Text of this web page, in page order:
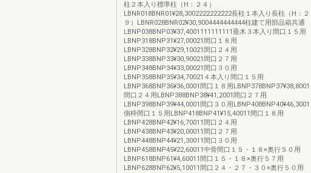
柱２本入り標準柱（H：２４）
LBNR018BNR01¥28,3002222222222長柱１本入り長柱（H：２
９）LBNR028BNR02¥30,9004444444444柱建て用部品箱共通
LBNP038BNP03¥37,4001111111111垂木３本入り間口１５用
LBNP318BNP31¥27,00021間口１８用
LBNP328BNP32¥29,10021間口２４用
LBNP338BNP33¥30,90021間口２７用
LBNP348BNP34¥33,00021間口３０用
LBNP358BNP35¥34,70021４本入り間口１５用
LBNP368BNP36¥36,0001間口１８用LBNP378BNP37¥38,8001
間口２４用LBNP388BNP38¥41,2001間口２７用
LBNP398BNP39¥44,0001間口３０用LBNP408BNP40¥46,3001
側枠間口１５用LBNP418BNP41¥15,40011間口１８用
LBNP428BNP42¥16,70011間口２４用
LBNP438BNP43¥20,00011間口２７用
LBNP448BNP44¥21,30011間口３０用
LBNP458BNP45¥22,60011中骨間口１５・１８×奥行５０用
LBNP618BNP61¥4,60011間口１５・１８×奥行５７用
LBNP628BNP62¥5,10011間口２４・２７・３０×奥行５０用